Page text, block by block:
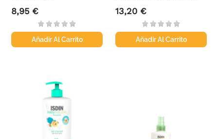
Precio
8,95 €
Añadir Al Carrito
Precio
13,20 €
Añadir Al Carrito